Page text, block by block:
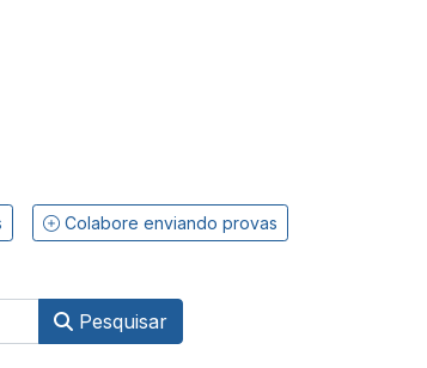
Colabore enviando provas
Pesquisar